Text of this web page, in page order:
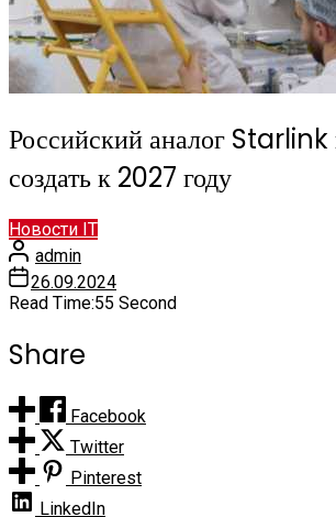
Российский аналог
создать к 2027 году
Новости IT
admin
26.09.2024
Read Time:55 Second
Share
Facebook
Twitter
Pinterest
LinkedIn